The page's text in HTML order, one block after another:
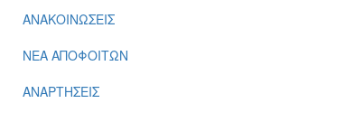
ΑΝΑΚΟΙΝΩΣΕΙΣ
ΝΕΑ ΑΠΟΦΟΙΤΩΝ
ΑΝΑΡΤΗΣΕΙΣ